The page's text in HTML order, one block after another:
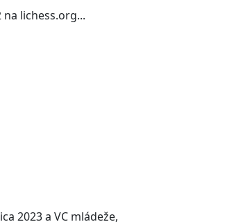
lichess.org...
2023 a VC mládeže,